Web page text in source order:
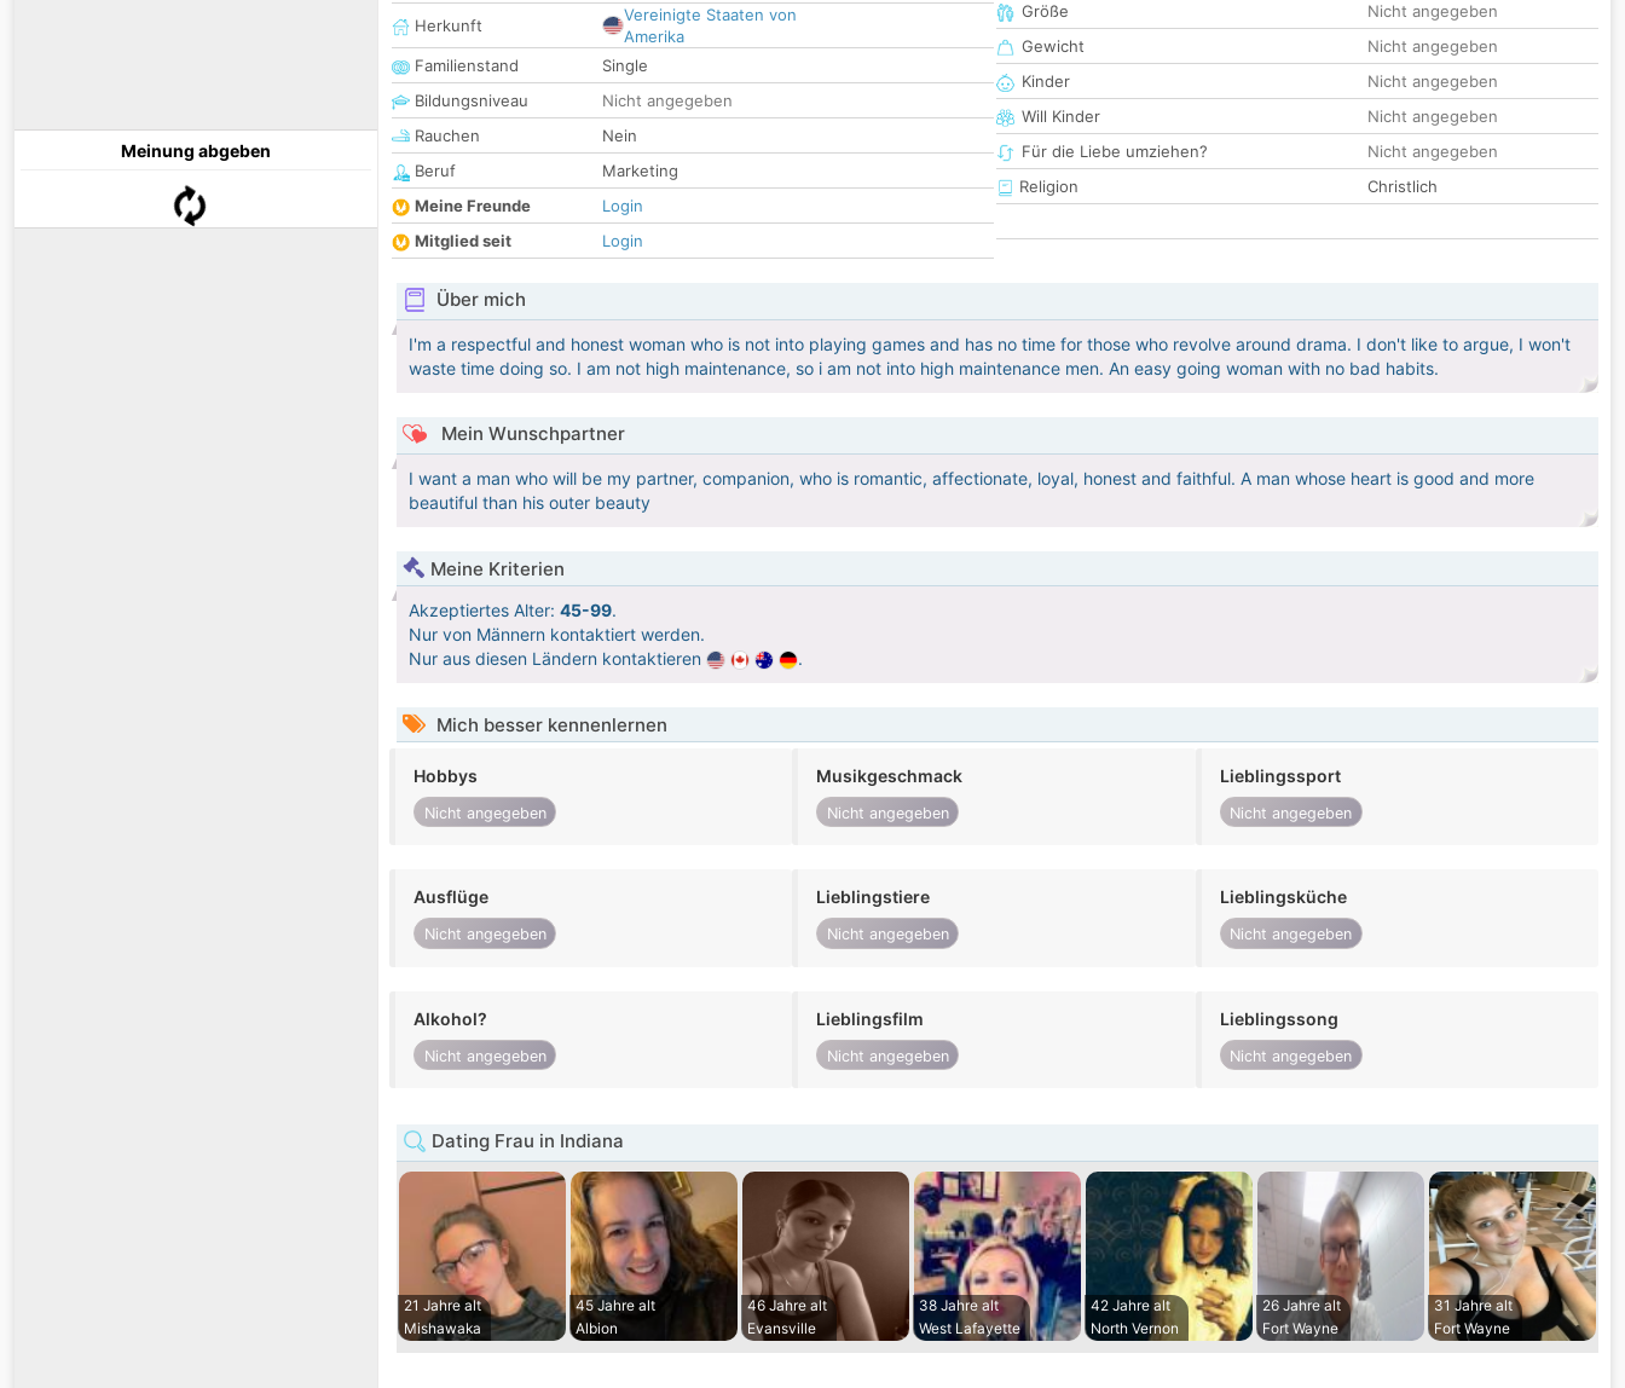
Meinung abgeben
Herkunft
Vereinigte Staaten von
Amerika
Familienstand
Single
Bildungsniveau
Nicht angegeben
Rauchen
Nein
Beruf
Marketing
Meine Freunde
Login
Mitglied seit
Login
Größe
Nicht angegeben
Gewicht
Nicht angegeben
Kinder
Nicht angegeben
Will Kinder
Nicht angegeben
Für die Liebe umziehen?
Nicht angegeben
Religion
Christlich
Über mich
I'm a respectful and honest woman who is not into playing games and has no time for those who revolve around drama. I don't like to argue, I won't
waste time doing so. I am not high maintenance, so i am not into high maintenance men. An easy going woman with no bad habits.
Mein Wunschpartner
I want a man who will be my partner, companion, who is romantic, affectionate, loyal, honest and faithful. A man whose heart is good and more
beautiful than his outer beauty
Meine Kriterien
Akzeptiertes Alter: 45-99.
Nur von Männern kontaktiert werden.
Nur aus diesen Ländern kontaktieren
.
Mich besser kennenlernen
Hobbys
Nicht angegeben
Musikgeschmack
Nicht angegeben
Lieblingssport
Nicht angegeben
Ausflüge
Nicht angegeben
Lieblingstiere
Nicht angegeben
Lieblingsküche
Nicht angegeben
Alkohol?
Nicht angegeben
Lieblingsfilm
Nicht angegeben
Lieblingssong
Nicht angegeben
Dating Frau in Indiana
21 Jahre alt
Mishawaka
45 Jahre alt
Albion
46 Jahre alt
Evansville
38 Jahre alt
West Lafayette
42 Jahre alt
North Vernon
26 Jahre alt
Fort Wayne
31 Jahre alt
Fort Wayne